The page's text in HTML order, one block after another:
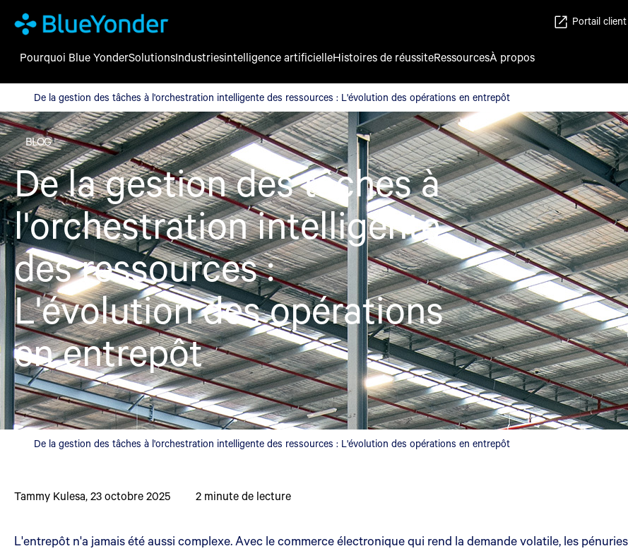
De la gestion des tâches à l'orchestration intelligente des ressources : L'évolution des opérations en entrepôt
Portail client
Pourquoi Blue YonderSolutionsIndustriesintelligence artificielleHistoires de réussiteRessourcesÀ propos
De la gestion des tâches à l'orchestration intelligente des ressources : L'évolution des opérations en entrepôt
BLOG
De la gestion des tâches à
l'orchestration intelligente
des ressources :
L'évolution des opérations
en entrepôt
De la gestion des tâches à l'orchestration intelligente des ressources : L'évolution des opérations en entrepôt
Tammy Kulesa,23 octobre 2025 2 minute de lecture
L'entrepôt n'a jamais été aussi complexe. Avec le commerce électronique qui rend la demande volatile, les